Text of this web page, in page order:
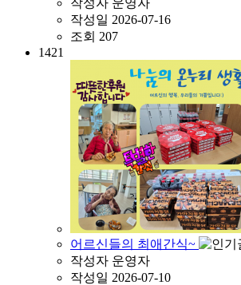
작성일 2026-07-16
조회 207
1421
어르신들의 최애간식~
작성자 운영자
작성일 2026-07-10